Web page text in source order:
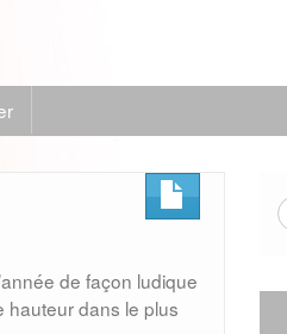
de façon ludique
hauteur dans le plus